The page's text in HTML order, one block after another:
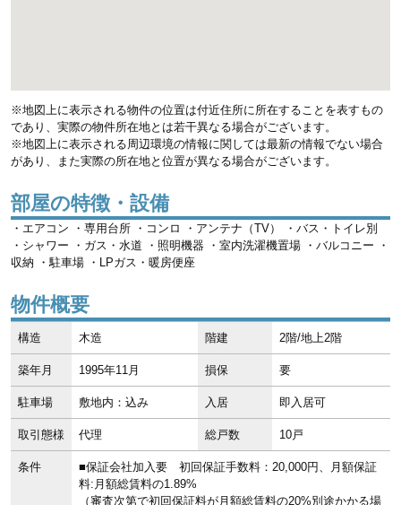
※地図上に表示される物件の位置は付近住所に所在することを表すもの
であり、実際の物件所在地とは若干異なる場合がございます。
※地図上に表示される周辺環境の情報に関しては最新の情報でない場合
があり、また実際の所在地と位置が異なる場合がございます。
部屋の特徴・設備
・エアコン ・専用台所 ・コンロ ・アンテナ（TV） ・バス・トイレ別
・シャワー ・ガス・水道 ・照明機器 ・室内洗濯機置場 ・バルコニー ・
収納 ・駐車場 ・LPガス・暖房便座
物件概要
構造 木造 階建 2階/地上2階
築年月 1995年11月 損保 要
駐車場 敷地内：込み 入居 即入居可
取引態様 代理 総戸数 10戸
条件
■保証会社加入要 初回保証手数料：20,000円、月額保証
料:月額総賃料の1.89%
（審査次第で初回保証料が月額総賃料の20%別途かかる場